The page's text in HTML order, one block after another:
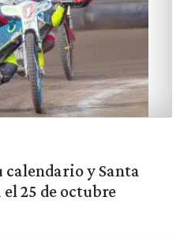
y Santa
25 de octubre